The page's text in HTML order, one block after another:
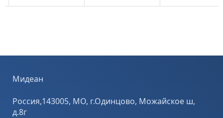
GB ...
бетонных ...
Мидеан
Россия,143005, МО, г.Одинцово, Можайское ш,
д.8г